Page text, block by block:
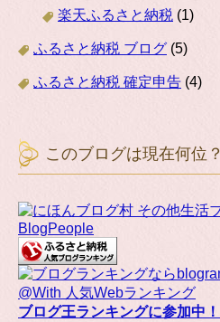
楽天ふるさと納税 (1)
ふるさと納税 ブログ (5)
ふるさと納税 確定申告 (4)
このブログは現在何位？
BlogPeople
@With 人気Webランキング
ブログ王ランキングに参加中！